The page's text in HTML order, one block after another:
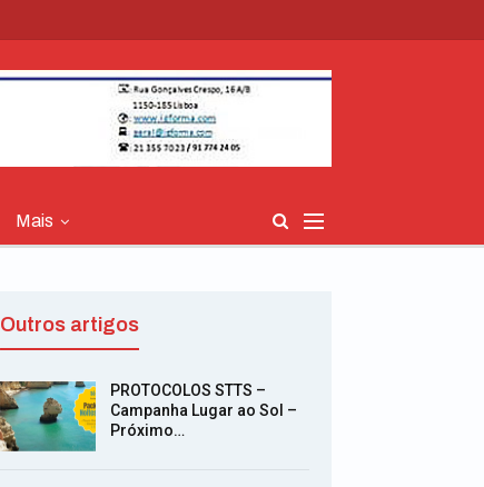
Mais
Outros artigos
PROTOCOLOS STTS –
Campanha Lugar ao Sol –
Próximo…